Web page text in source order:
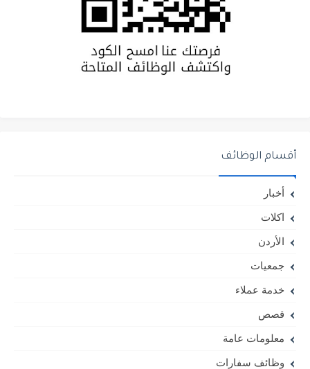
أقسام الوظائف
أخبار
اكلات
الأردن
جمعيات
خدمة عملاء
قصص
معلومات عامة
وظائف سفارات